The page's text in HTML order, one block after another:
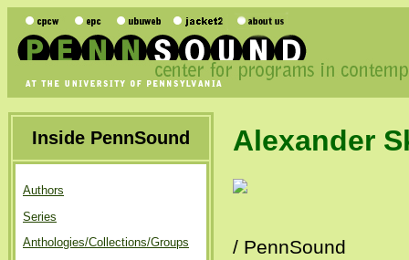
Inside PennSound
Authors
Series
Anthologies/Collections/Groups
Alexander
/ PennSound